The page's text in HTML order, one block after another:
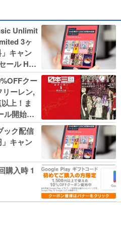
Unlimit
3ヶ
キャン
ール HU
職転生,
プテン
クー
ーレン,
上！ま
ル開始！
IT関連本
ック配信
キャン
購入時 1